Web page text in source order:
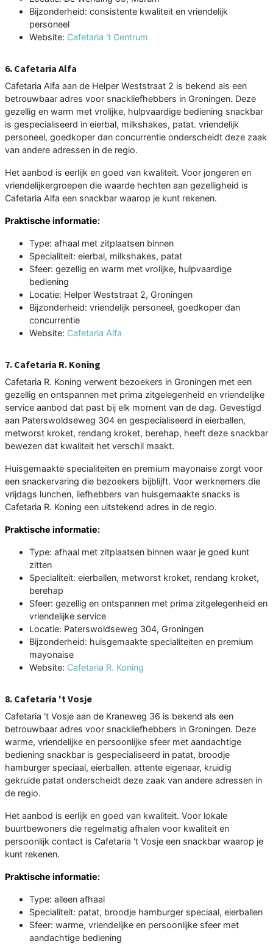
Bijzonderheid: consistente kwaliteit en vriendelijk
personeel
Website: Cafetaria 't Centrum
6. Cafetaria Alfa
Cafetaria Alfa aan de Helper Weststraat 2 is bekend als een
betrouwbaar adres voor snackliefhebbers in Groningen. Deze
gezellig en warm met vrolijke, hulpvaardige bediening snackbar
is gespecialiseerd in eierbal, milkshakes, patat. vriendelijk
personeel, goedkoper dan concurrentie onderscheidt deze zaak
van andere adressen in de regio.
Het aanbod is eerlijk en goed van kwaliteit. Voor jongeren en
vriendelijkergroepen die waarde hechten aan gezelligheid is
Cafetaria Alfa een snackbar waarop je kunt rekenen.
Praktische informatie:
Type: afhaal met zitplaatsen binnen
Specialiteit: eierbal, milkshakes, patat
Sfeer: gezellig en warm met vrolijke, hulpvaardige
bediening
Locatie: Helper Weststraat 2, Groningen
Bijzonderheid: vriendelijk personeel, goedkoper dan
concurrentie
Website: Cafetaria Alfa
7. Cafetaria R. Koning
Cafetaria R. Koning verwent bezoekers in Groningen met een
gezellig en ontspannen met prima zitgelegenheid en vriendelijke
service aanbod dat past bij elk moment van de dag. Gevestigd
aan Paterswoldseweg 304 en gespecialiseerd in eierballen,
metworst kroket, rendang kroket, berehap, heeft deze snackbar
bewezen dat kwaliteit het verschil maakt.
Huisgemaakte specialiteiten en premium mayonaise zorgt voor
een snackervaring die bezoekers bijblijft. Voor werknemers die
vrijdags lunchen, liefhebbers van huisgemaakte snacks is
Cafetaria R. Koning een uitstekend adres in de regio.
Praktische informatie:
Type: afhaal met zitplaatsen binnen waar je goed kunt
zitten
Specialiteit: eierballen, metworst kroket, rendang kroket,
berehap
Sfeer: gezellig en ontspannen met prima zitgelegenheid en
vriendelijke service
Locatie: Paterswoldseweg 304, Groningen
Bijzonderheid: huisgemaakte specialiteiten en premium
mayonaise
Website: Cafetaria R. Koning
8. Cafetaria 't Vosje
Cafetaria 't Vosje aan de Kraneweg 36 is bekend als een
betrouwbaar adres voor snackliefhebbers in Groningen. Deze
warme, vriendelijke en persoonlijke sfeer met aandachtige
bediening snackbar is gespecialiseerd in patat, broodje
hamburger speciaal, eierballen. attente eigenaar, kruidig
gekruide patat onderscheidt deze zaak van andere adressen in
de regio.
Het aanbod is eerlijk en goed van kwaliteit. Voor lokale
buurtbewoners die regelmatig afhalen voor kwaliteit en
persoonlijk contact is Cafetaria 't Vosje een snackbar waarop je
kunt rekenen.
Praktische informatie:
Type: alleen afhaal
Specialiteit: patat, broodje hamburger speciaal, eierballen
Sfeer: warme, vriendelijke en persoonlijke sfeer met
aandachtige bediening